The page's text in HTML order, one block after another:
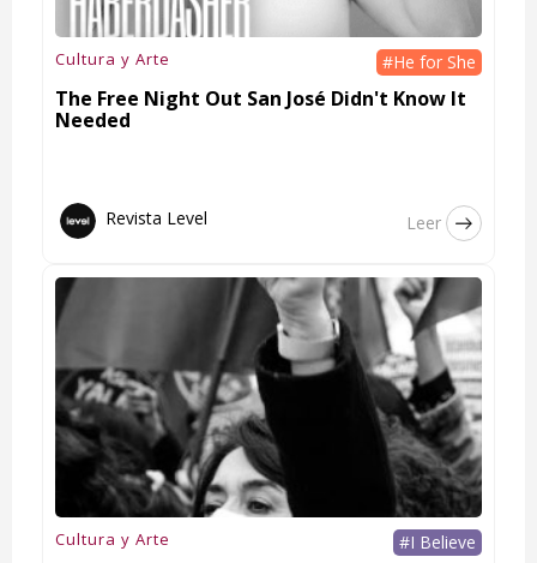
Cultura y Arte #He for She
The Free Night Out San José Didn't Know It
Needed
Revista Level Leer
Cultura y Arte #I Believe